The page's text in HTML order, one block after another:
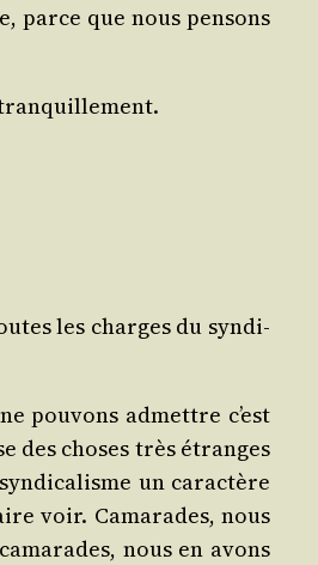
parce que nous pen­sons
tranquillement.
les charges du syn­di­
pou­vons admettre c’est
des choses très étranges
un carac­tère
voir. Cama­rades, nous
nous en avons